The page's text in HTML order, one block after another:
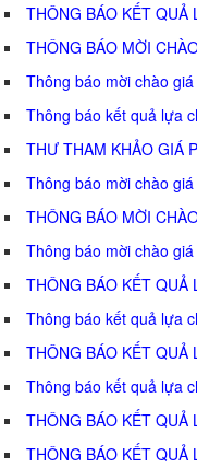
THÔNG BÁO KẾT QUẢ
THÔNG BÁO MỜI
Thông báo mời chào giá
Thông báo kết quả lựa
THƯ THAM KHẢO GIÁ
Thông báo mời chào giá
THÔNG BÁO MỜI
Thông báo mời chào giá
THÔNG BÁO KẾT QUẢ
Thông báo kết quả lựa
THÔNG BÁO KẾT QUẢ
Thông báo kết quả lựa
THÔNG BÁO KẾT QUẢ
THÔNG BÁO KẾT QUẢ